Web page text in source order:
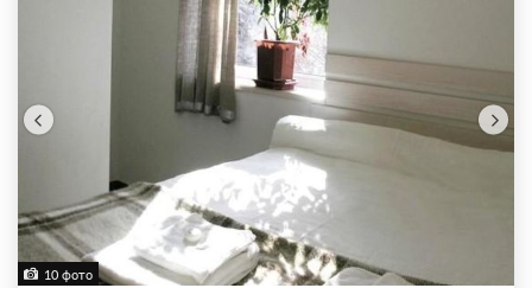
10 фото